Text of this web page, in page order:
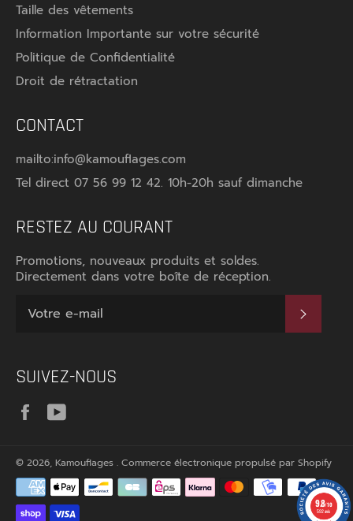
★★★★★
★★★★★
Taille des vêtements
Information Importante sur votre sécurité
Politique de Confidentialité
Droit de rétractation
CONTACT
mailto:info@kamouflages.com
Tel direct 07 56 99 12 42. 10h-20h sauf dimanche
RESTEZ AU COURANT
Promotions, nouveaux produits et soldes.
Directement dans votre boîte de réception.
SUIVEZ-NOUS
Facebook
© 2026, Kamouflages . Commerce électronique propulsé par Shopify
Méthodes
de
paiement
9.8/10
592 avis